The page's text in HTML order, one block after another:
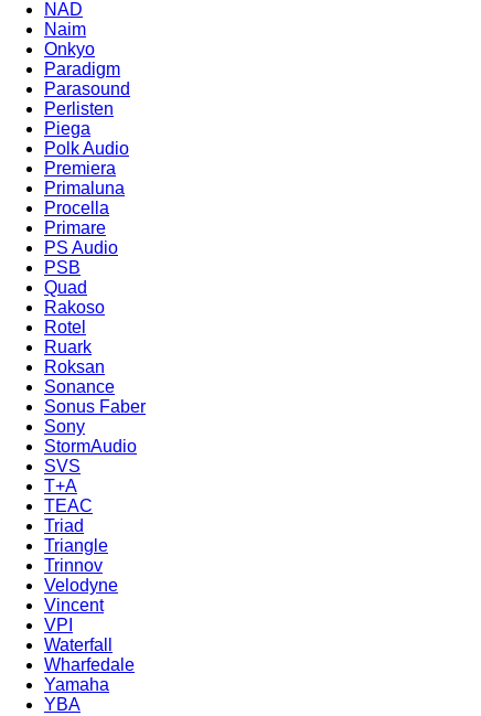
NAD
Naim
Onkyo
Paradigm
Parasound
Perlisten
Piega
Polk Audio
Premiera
Primaluna
Procella
Primare
PS Audio
PSB
Quad
Rakoso
Rotel
Ruark
Roksan
Sonance
Sonus Faber
Sony
StormAudio
SVS
T+A
TEAC
Triad
Triangle
Trinnov
Velodyne
Vincent
VPI
Waterfall
Wharfedale
Yamaha
YBA